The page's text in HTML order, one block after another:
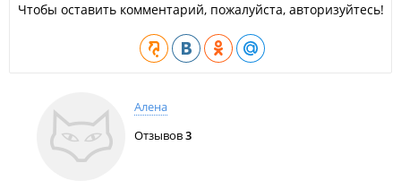
Чтобы оставить комментарий, пожалуйста, авторизуйтесь!
Алена
Отзывов3